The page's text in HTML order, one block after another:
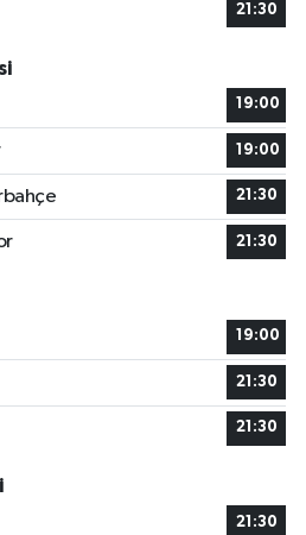
21:30
19:00
19:00
21:30
21:30
19:00
21:30
21:30
21:30